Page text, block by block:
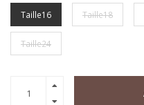
Taille16 Taille18
Taille24